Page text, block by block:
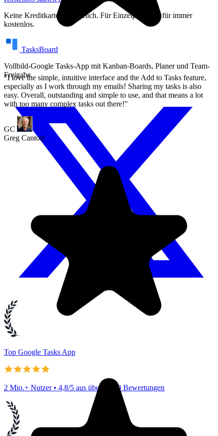
Keine Kreditkarte erforderlich. Für Einzelpersonen für immer
kostenlos.
TasksBoard
Vollbild-Google Tasks-App mit Kanban-Boards, Planer und Team-
Freigabe.
Top Google Tasks App
2 Mio.+ Nutzer • 4,8/5 aus über 1.000 Bewertungen